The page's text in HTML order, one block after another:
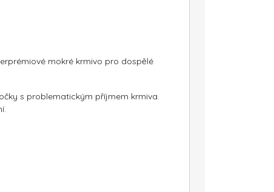
mokré krmivo pro dospělé
s problematickým příjmem krmiva.